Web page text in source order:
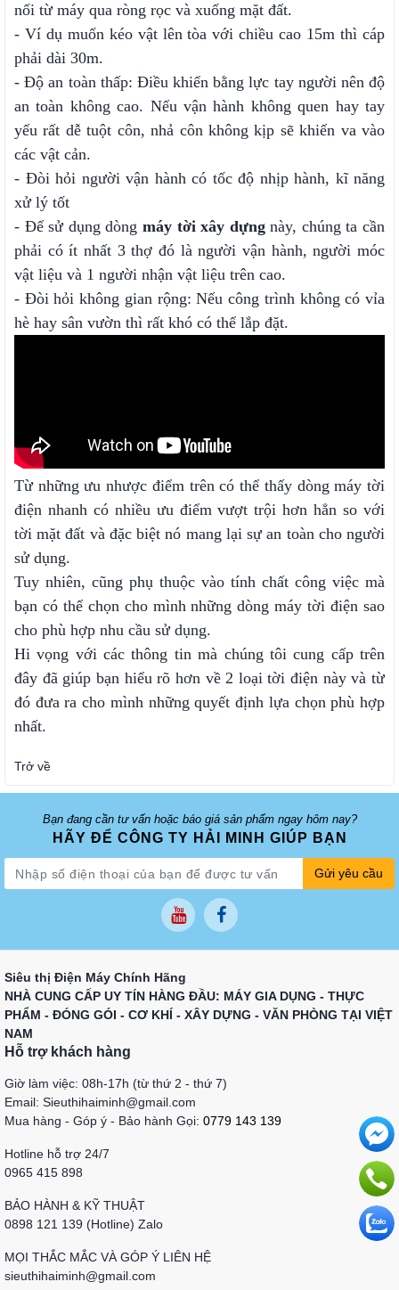
nối từ máy qua ròng rọc và xuống mặt đất.
- Ví dụ muốn kéo vật lên tòa với chiều cao 15m thì cáp
phải dài 30m.
- Độ an toàn thấp: Điều khiển bằng lực tay người nên độ
an toàn không cao. Nếu vận hành không quen hay tay
yếu rất dễ tuột côn, nhả côn không kịp sẽ khiến va vào
các vật cản.
- Đòi hỏi người vận hành có tốc độ nhịp hành, kĩ năng
xử lý tốt
- Để sử dụng dòng máy tời xây dựngnày, chúng ta cần
phải có ít nhất 3 thợ đó là người vận hành, người móc
vật liệu và 1 người nhận vật liệu trên cao.
- Đòi hỏi không gian rộng: Nếu công trình không có vỉa
hè hay sân vườn thì rất khó có thể lắp đặt.
Từ những ưu nhược điểm trên có thể thấy dòng máy tời
điện nhanh có nhiều ưu điểm vượt trội hơn hẳn so với
tời mặt đất và đặc biệt nó mang lại sự an toàn cho người
sử dụng.
Tuy nhiên, cũng phụ thuộc vào tính chất công việc mà
bạn có thể chọn cho mình những dòng máy tời điện sao
cho phù hợp nhu cầu sử dụng.
Hi vọng với các thông tin mà chúng tôi cung cấp trên
đây đã giúp bạn hiểu rõ hơn về 2 loại tời điện này và từ
đó đưa ra cho mình những quyết định lựa chọn phù hợp
nhất.
Trở về
Bạn đang cần tư vấn hoặc báo giá sản phẩm ngay hôm nay?
HÃY ĐỂ CÔNG TY HẢI MINH GIÚP BẠN
Gửi yêu cầu
Siêu thị Điện Máy Chính Hãng
NHÀ CUNG CẤP UY TÍN HÀNG ĐẦU: MÁY GIA DỤNG - THỰC
PHẨM - ĐÓNG GÓI - CƠ KHÍ - XÂY DỰNG - VĂN PHÒNG TẠI VIỆT
NAM
Hỗ trợ khách hàng
Giờ làm việc: 08h-17h (từ thứ 2 - thứ 7)
Email: Sieuthihaiminh@gmail.com
Mua hàng - Góp ý - Bảo hành Gọi: 0779 143 139
Hotline hỗ trợ 24/7
0965 415 898
BẢO HÀNH & KỸ THUẬT
0898 121 139 (Hotline) Zalo
MỌI THẮC MẮC VÀ GÓP Ý LIÊN HỆ
sieuthihaiminh@gmail.com